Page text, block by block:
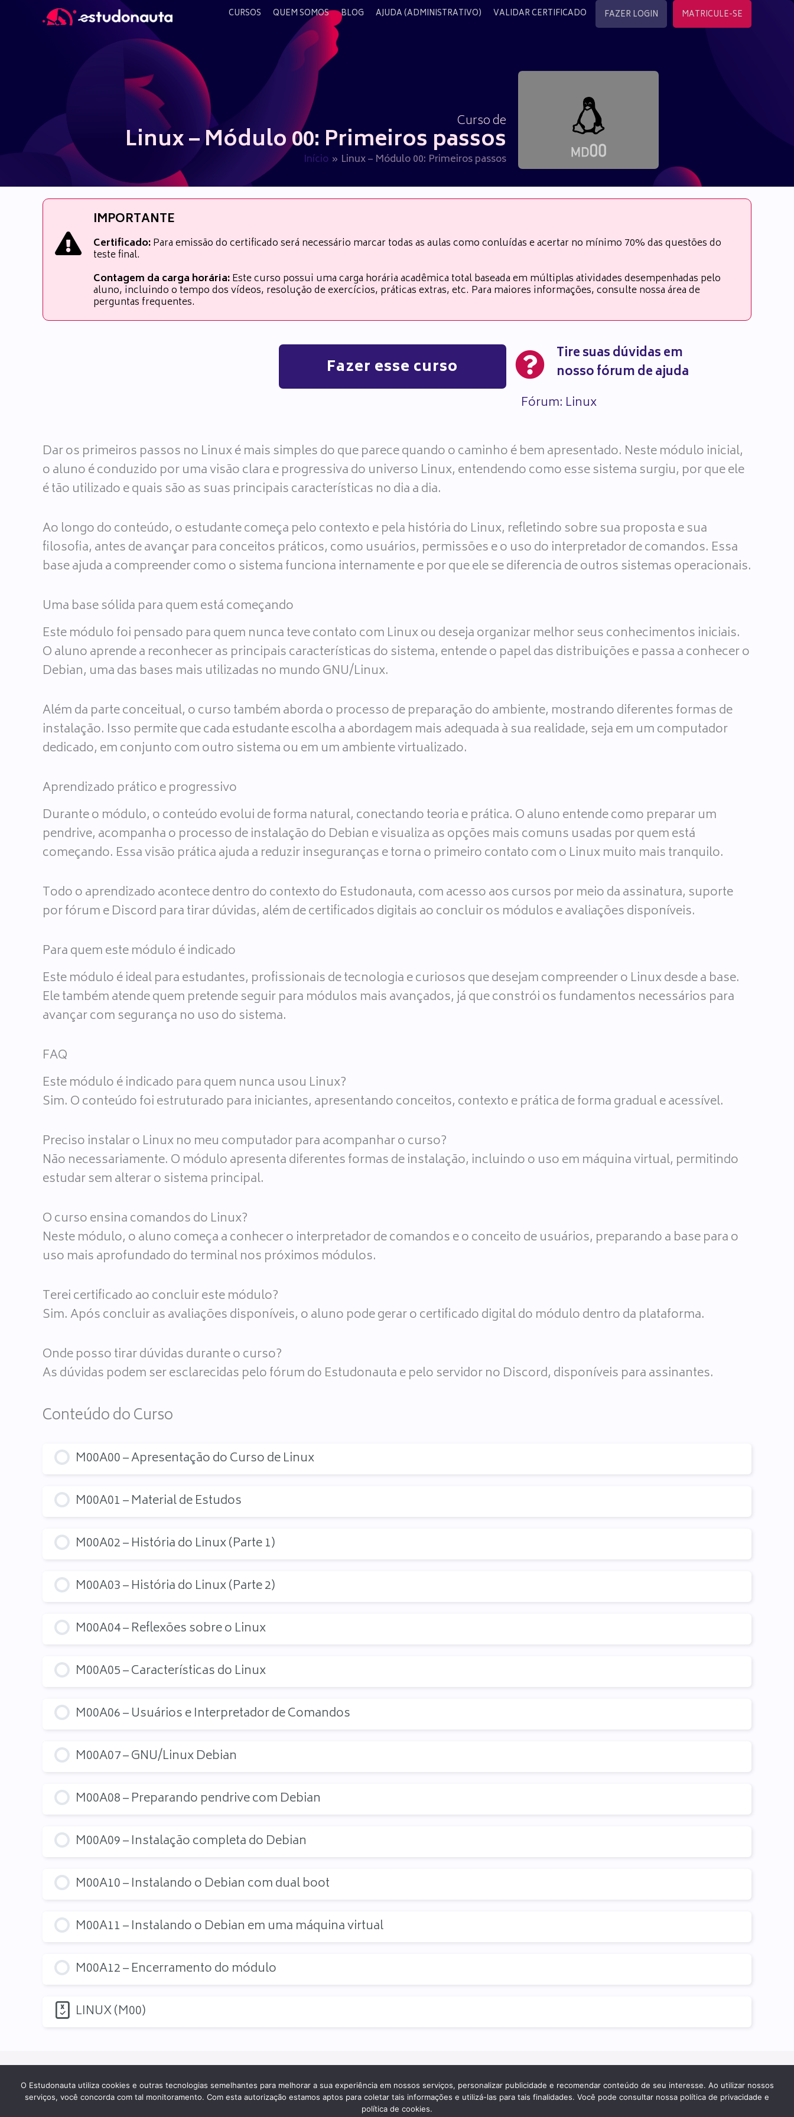
CURSOS QUEM SOMOS BLOG AJUDA (ADMINISTRATIVO) VALIDAR CERTIFICADO FAZER LOGIN MATRICULE-SE
Curso de
Linux – Módulo 00: Primeiros passos
Início Linux – Módulo 00: Primeiros passos
IMPORTANTE
Certificado:Para emissão do certificado será necessário marcar todas as aulas como conluídas e acertar no mínimo 70% das questões do
teste final.
Contagem da carga horária:Este curso possui uma carga horária acadêmica total baseada em múltiplas atividades desempenhadas pelo
aluno, incluindo o tempo dos vídeos, resolução de exercícios, práticas extras, etc. Para maiores informações, consulte nossa área de
perguntas frequentes.
Fazer esse curso
Tire suas dúvidas em
nosso fórum de ajuda
Fórum: Linux
Dar os primeiros passos no Linux é mais simples do que parece quando o caminho é bem apresentado. Neste módulo inicial,
o aluno é conduzido por uma visão clara e progressiva do universo Linux, entendendo como esse sistema surgiu, por que ele
é tão utilizado e quais são as suas principais características no dia a dia.
Ao longo do conteúdo, o estudante começa pelo contexto e pela história do Linux, refletindo sobre sua proposta e sua
filosofia, antes de avançar para conceitos práticos, como usuários, permissões e o uso do interpretador de comandos. Essa
base ajuda a compreender como o sistema funciona internamente e por que ele se diferencia de outros sistemas operacionais.
Uma base sólida para quem está começando
Este módulo foi pensado para quem nunca teve contato com Linux ou deseja organizar melhor seus conhecimentos iniciais.
O aluno aprende a reconhecer as principais características do sistema, entende o papel das distribuições e passa a conhecer o
Debian, uma das bases mais utilizadas no mundo GNU/Linux.
Além da parte conceitual, o curso também aborda o processo de preparação do ambiente, mostrando diferentes formas de
instalação. Isso permite que cada estudante escolha a abordagem mais adequada à sua realidade, seja em um computador
dedicado, em conjunto com outro sistema ou em um ambiente virtualizado.
Aprendizado prático e progressivo
Durante o módulo, o conteúdo evolui de forma natural, conectando teoria e prática. O aluno entende como preparar um
pendrive, acompanha o processo de instalação do Debian e visualiza as opções mais comuns usadas por quem está
começando. Essa visão prática ajuda a reduzir inseguranças e torna o primeiro contato com o Linux muito mais tranquilo.
Todo o aprendizado acontece dentro do contexto do Estudonauta, com acesso aos cursos por meio da assinatura, suporte
por fórum e Discord para tirar dúvidas, além de certificados digitais ao concluir os módulos e avaliações disponíveis.
Para quem este módulo é indicado
Este módulo é ideal para estudantes, profissionais de tecnologia e curiosos que desejam compreender o Linux desde a base.
Ele também atende quem pretende seguir para módulos mais avançados, já que constrói os fundamentos necessários para
avançar com segurança no uso do sistema.
FAQ
Este módulo é indicado para quem nunca usou Linux?
Sim. O conteúdo foi estruturado para iniciantes, apresentando conceitos, contexto e prática de forma gradual e acessível.
Preciso instalar o Linux no meu computador para acompanhar o curso?
Não necessariamente. O módulo apresenta diferentes formas de instalação, incluindo o uso em máquina virtual, permitindo
estudar sem alterar o sistema principal.
O curso ensina comandos do Linux?
Neste módulo, o aluno começa a conhecer o interpretador de comandos e o conceito de usuários, preparando a base para o
uso mais aprofundado do terminal nos próximos módulos.
Terei certificado ao concluir este módulo?
Sim. Após concluir as avaliações disponíveis, o aluno pode gerar o certificado digital do módulo dentro da plataforma.
Onde posso tirar dúvidas durante o curso?
As dúvidas podem ser esclarecidas pelo fórum do Estudonauta e pelo servidor no Discord, disponíveis para assinantes.
Conteúdo do Curso
M00A00 – Apresentação do Curso de Linux
M00A01 – Material de Estudos
M00A02 – História do Linux (Parte 1)
M00A03 – História do Linux (Parte 2)
M00A04 – Reflexões sobre o Linux
M00A05 – Características do Linux
M00A06 – Usuários e Interpretador de Comandos
M00A07 – GNU/Linux Debian
M00A08 – Preparando pendrive com Debian
M00A09 – Instalação completa do Debian
M00A10 – Instalando o Debian com dual boot
M00A11 – Instalando o Debian em uma máquina virtual
M00A12 – Encerramento do módulo
LINUX (M00)
O Estudonauta utiliza cookies e outras tecnologias semelhantes para melhorar a sua experiência em nossos serviços, personalizar publicidade e recomendar conteúdo de seu interesse. Ao utilizar nossos
serviços, você concorda com tal monitoramento. Com esta autorização estamos aptos para coletar tais informações e utilizá-las para tais finalidades. Você pode consultar nossa política de privacidade e
política de cookies.